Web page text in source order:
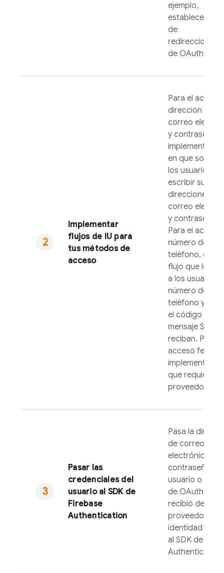
ejemplo,
establecer la
de
de OAuth.
Implementar
flujos de IU para
tus métodos de
acceso
Para el
dirección de
correo
y contraseña,
implementa un
en que
los usuarios
escribir sus
direcciones de
correo
y contraseñas.
Para el
número de
teléfono, crea
flujo que les
a los usuarios
número de
teléfono y
el código del
mensaje SMS
reciban. Para el
acceso
implementa el
que requiera
proveedor.
Pasar las
credenciales del
usuario al SDK de
Firebase
Authentication
Pasa la
de correo
electrónico y la
contraseña del
usuario o el
de OAuth que
recibió del
proveedor de
identidad
al SDK de
Authentication